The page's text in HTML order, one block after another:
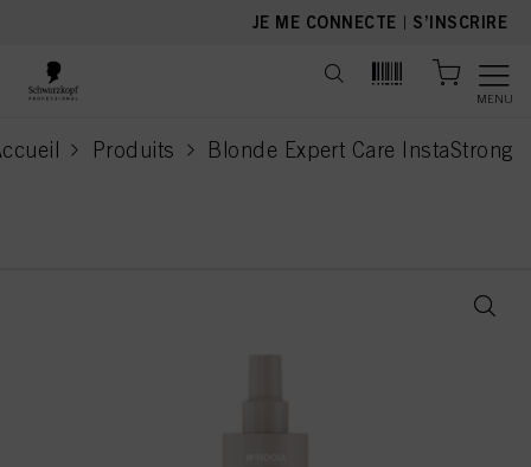
JE ME CONNECTE | S’INSCRIRE
MENU
Produits Blonde Expert Care InstaStrong
current page